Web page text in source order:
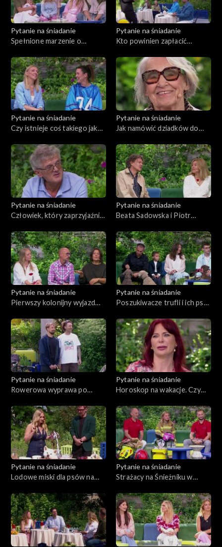
Pytanie na śniadanie
Spełnione marzenie o
Pytanie na śniadanie
Kto powinien zapłacić
Pytanie na śniadanie
Czy istnieje coś takiego jak
Pytanie na śniadanie
Jak namówić dziadków do
Pytanie na śniadanie
Człowiek, który zaprzyjaźnił
Pytanie na śniadanie
Beata Sadowska i Piotr
stóp Mont Blanc
Pytanie na śniadanie
Pierwszy kolonijny wyjazd
rodzica?
Pytanie na śniadanie
Poszukiwacze trufli i ich psy.
„czarne złoto” w ogródku?
Pytanie na śniadanie
Rowerowa wyprawa po
Pytanie na śniadanie
Horoskop na wakacje. Czy
Pytanie na śniadanie
Lodowe miski dla psów na
Pytanie na śniadanie
Strażacy na Śnieżniku w